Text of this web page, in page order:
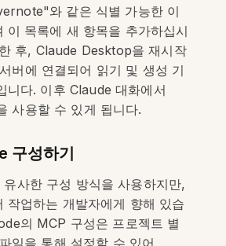
와 같은 식별 가능한 이
이 목록에 새 항목을 추가하십시
후, Claude Desktop을 재시작
버에 연결되어 읽기 및 생성 기
니다. 이후 Claude 대화에서
사용할 수 있게 됩니다.
구성하기
사한 구성 방식을 사용하지만,
작업하는 개발자에게 향해 있습
의 MCP 구성은 프로젝트 별
일을 통해 설정할 수 있어